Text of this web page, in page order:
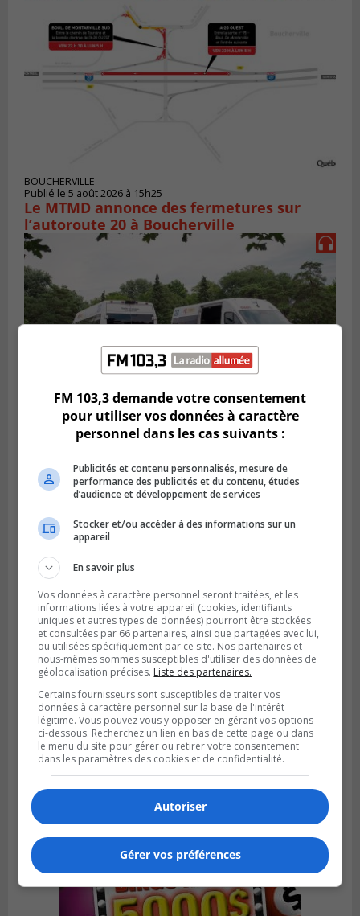
BOUCHERVILLE
Publié le 5 août 2026 à 15h25
Le MTMD annonce des fermetures sur
l’autoroute 20 à Boucherville
VIEUX-LONGUEUIL
Le RTL dévoile sa nouvelle flotte de
transport adapté
BROSSARD
Publié le 31 juillet 2026 à 12h00
Le transport à la demande du RTL prend
de l’expansion à Brossard
FM 103,3 demande votre consentement
pour utiliser vos données à caractère
personnel dans les cas suivants :
Publicités et contenu personnalisés, mesure de
performance des publicités et du contenu, études
d’audience et développement de services
Stocker et/ou accéder à des informations sur un
appareil
En savoir plus
Vos données à caractère personnel seront traitées, et les
informations liées à votre appareil (cookies, identifiants
uniques et autres types de données) pourront être stockées
et consultées par 66 partenaires, ainsi que partagées avec lui,
ou utilisées spécifiquement par ce site. Nos partenaires et
nous-mêmes sommes susceptibles d'utiliser des données de
géolocalisation précises. Liste des partenaires.
Certains fournisseurs sont susceptibles de traiter vos
données à caractère personnel sur la base de l'intérêt
légitime. Vous pouvez vous y opposer en gérant vos options
ci-dessous. Recherchez un lien en bas de cette page ou dans
le menu du site pour gérer ou retirer votre consentement
dans les paramètres des cookies et de confidentialité.
Autoriser
Gérer vos préférences